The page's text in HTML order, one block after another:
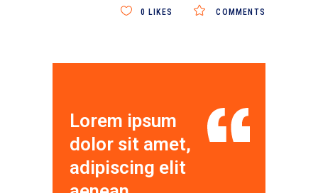
COMMENTS
0 LIKES
Lorem ipsum
dolor sit amet,
adipiscing elit